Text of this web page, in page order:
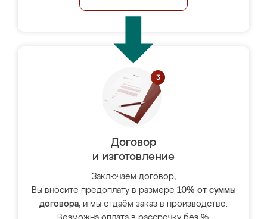
Договор
и изготовление
Заключаем договор,
Вы вносите предоплату в размере 10% от суммы
договора, и мы отдаём заказ в производство.